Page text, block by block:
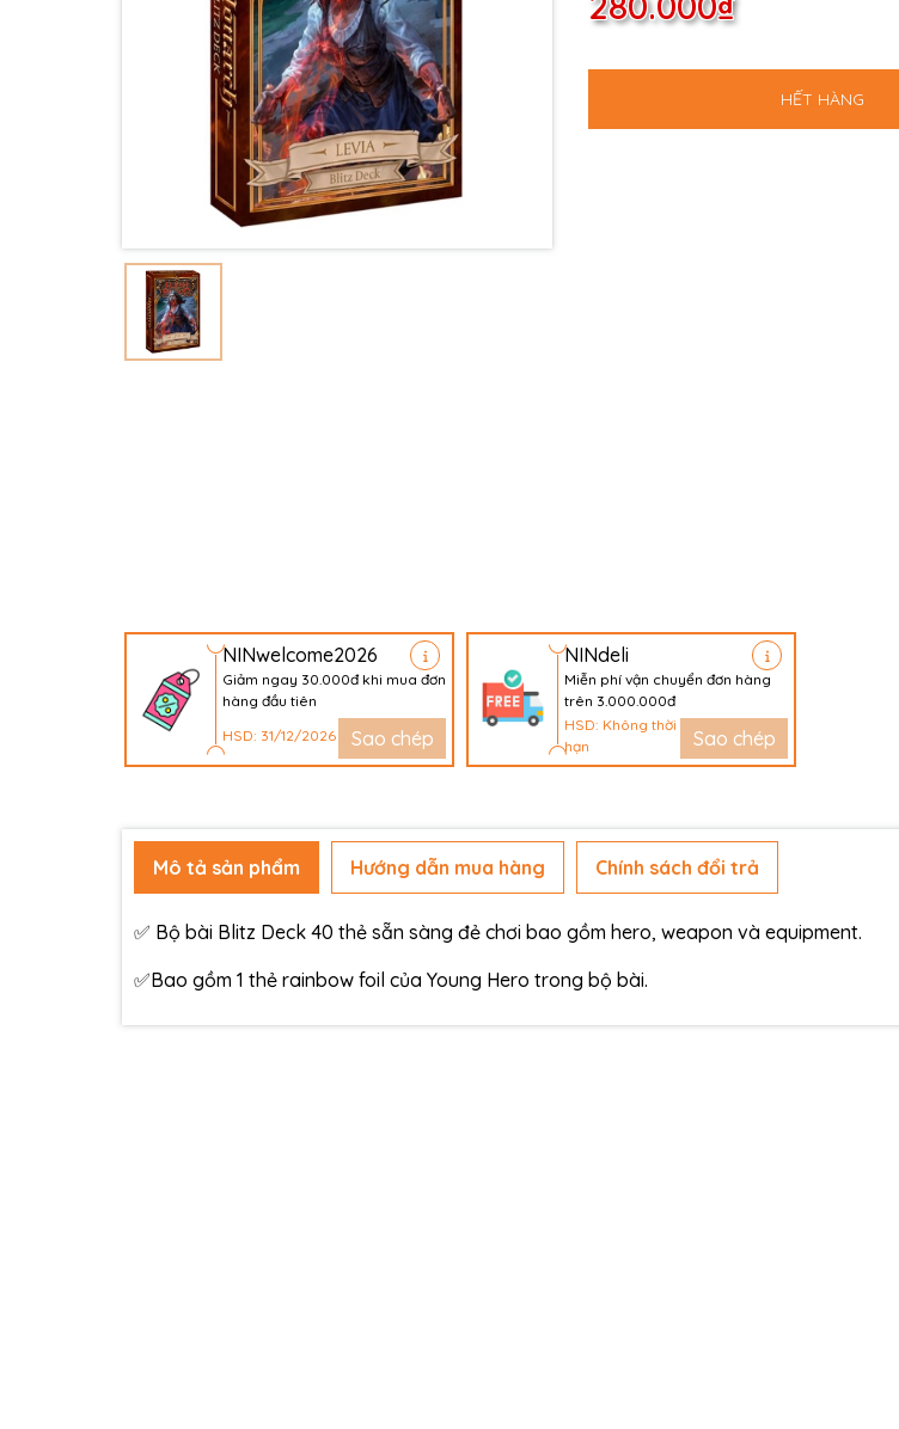
HẾT HÀNG
NINwelcome2026
Giảm ngay 30.000đ khi mua đơn
hàng đầu tiên
HSD: 31/12/2026
Sao chép
NINdeli
Miễn phí vận chuyển đơn hàng
trên 3.000.000đ
HSD: Không thời
hạn
Sao chép
Mô tả sản phẩm Hướng dẫn mua hàng Chính sách đổi trả
✅ Bộ bài Blitz Deck 40 thẻ sẵn sàng đẻ chơi bao gồm hero, weapon và equipment.
✅Bao gồm 1 thẻ rainbow foil của Young Hero trong bộ bài.